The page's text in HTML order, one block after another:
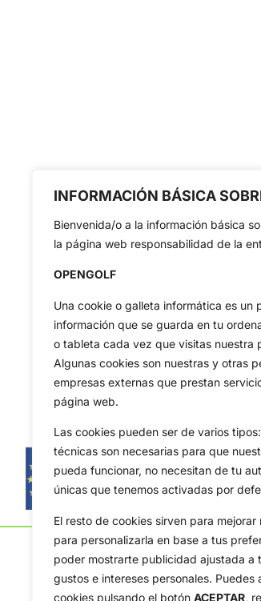
INFORMACIÓN BÁSICA
Bienvenida/o a la información básica
la página web responsabilidad de la
OPENGOLF
Una cookie o galleta informática es un
información que se guarda en tu
o tableta cada vez que visitas nuestra
Algunas cookies son nuestras y otras
empresas externas que prestan
página web.
Las cookies pueden ser de varios
técnicas son necesarias para que
pueda funcionar, no necesitan de tu
únicas que tenemos activadas por
El resto de cookies sirven para mejorar
para personalizarla en base a tus
poder mostrarte publicidad ajustada a
gustos e intereses personales.
cookies pulsando el botón ACEPTAR,